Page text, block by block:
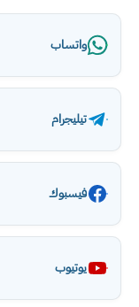
واتساب
تيليجرام
فيسبوك
يوتيوب